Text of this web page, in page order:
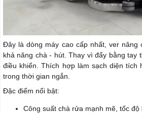
Đây là dòng máy cao cấp nhất, ver nâng
khả năng chà - hút. Thay vì đẩy bằng tay
điều khiển. Thích hợp làm sạch diện tích
trong thời gian ngắn.
Đặc điểm nổi bật:
Công suất chà rửa mạnh mẽ, tốc